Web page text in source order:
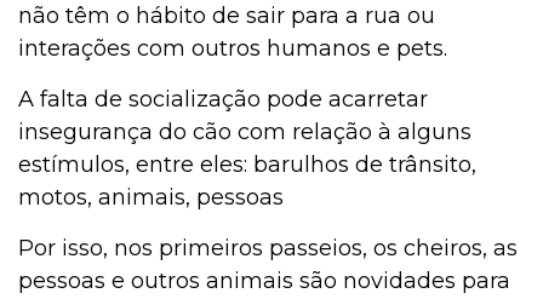
não têm o hábito de sair para a rua ou
interações com outros humanos e pets.
A falta de socialização pode acarretar
insegurança do cão com relação à alguns
estímulos, entre eles: barulhos de trânsito,
motos, animais, pessoas
Por isso, nos primeiros passeios, os cheiros, as
pessoas e outros animais são novidades para